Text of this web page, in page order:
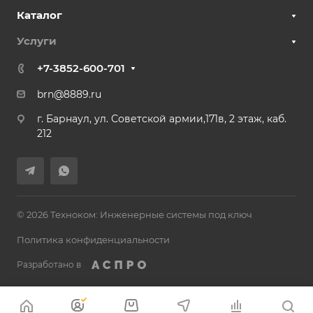
Каталог
Услуги
+7-3852-600-701
brn@8889.ru
г. Барнаул, ул. Советской армии,171в, 2 этаж, каб.
212
© 2026 Техноком: Инженерные системы под ключ
Политика конфиденциальности
Разработано в